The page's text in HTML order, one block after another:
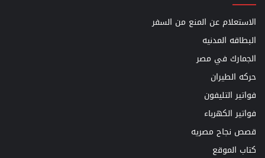
الاستعلام عن المنع من السفر
البطاقه المدنيه
الجمارك في مصر
حركه الطيران
فواتير التليفون
فواتير الكهرباء
قصص نجاح مصريه
كتاب الموقع